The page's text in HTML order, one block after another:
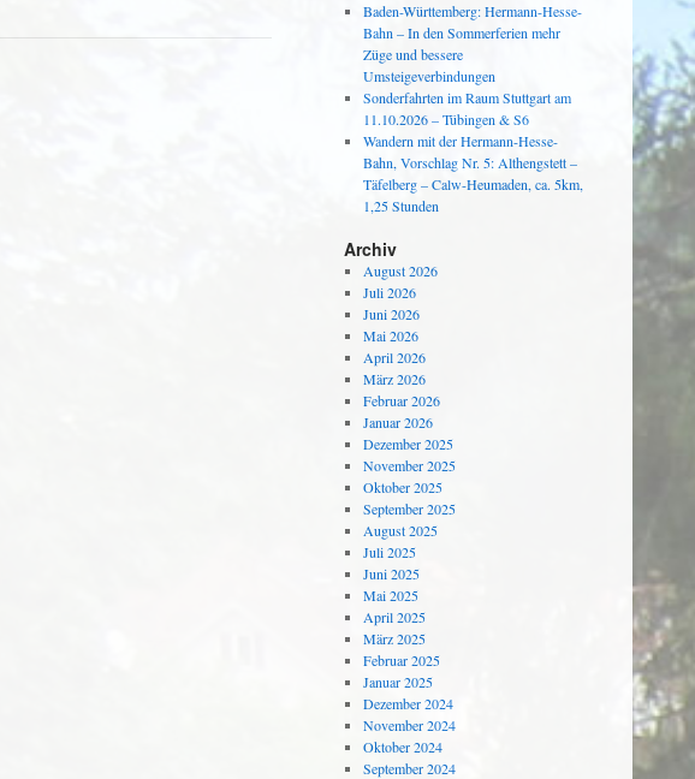
Baden-Württemberg: Hermann-Hesse-
Bahn – In den Sommerferien mehr
Züge und bessere
Umsteigeverbindungen
Sonderfahrten im Raum Stuttgart am
11.10.2026 – Tübingen & S6
Wandern mit der Hermann-Hesse-
Bahn, Vorschlag Nr. 5: Althengstett –
Täfelberg – Calw-Heumaden, ca. 5km,
1,25 Stunden
Archiv
August 2026
Juli 2026
Juni 2026
Mai 2026
April 2026
März 2026
Februar 2026
Januar 2026
Dezember 2025
November 2025
Oktober 2025
September 2025
August 2025
Juli 2025
Juni 2025
Mai 2025
April 2025
März 2025
Februar 2025
Januar 2025
Dezember 2024
November 2024
Oktober 2024
September 2024